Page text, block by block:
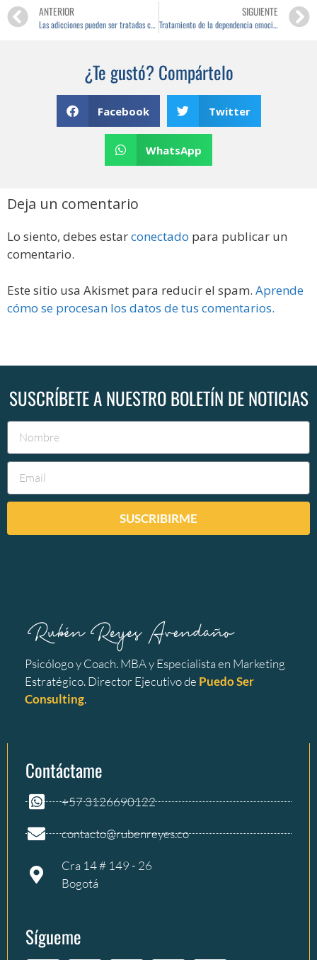
ANTERIOR
Las adicciones pueden ser tratadas con éxito desde un enfoque Gestalt
SIGUIENTE
Tratamiento de la dependencia emocional
¿Te gustó? Compártelo
Facebook Twitter
WhatsApp
Deja un comentario
Lo siento, debes estarconectado para publicar un
comentario.
Este sitio usa Akismet para reducir el spam. Aprende
cómo se procesan los datos de tus comentarios.
SUSCRÍBETE A NUESTRO BOLETÍN DE NOTICIAS
SUSCRIBIRME
Psicólogo y Coach. MBA y Especialista en Marketing
Estratégico. Director Ejecutivo de Puedo Ser
Consulting.
Contáctame
+57 3126690122
contacto@rubenreyes.co
Cra 14 # 149 - 26
Bogotá
Sígueme